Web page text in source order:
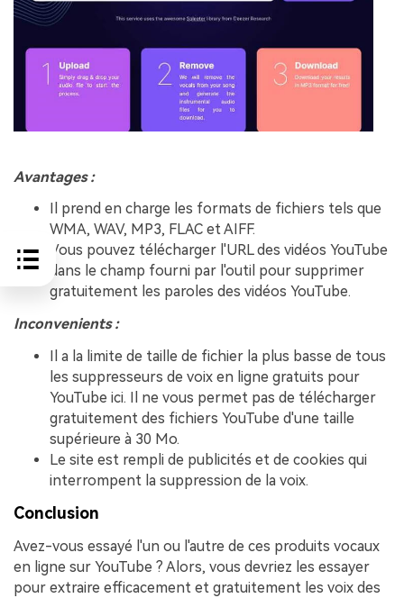
Avantages :
Il prend en charge les formats de fichiers tels que
WMA, WAV, MP3, FLAC et AIFF.
Vous pouvez télécharger l'URL des vidéos YouTube
dans le champ fourni par l'outil pour supprimer
gratuitement les paroles des vidéos YouTube.
Inconvenients :
Il a la limite de taille de fichier la plus basse de tous
les suppresseurs de voix en ligne gratuits pour
YouTube ici. Il ne vous permet pas de télécharger
gratuitement des fichiers YouTube d'une taille
supérieure à 30 Mo.
Le site est rempli de publicités et de cookies qui
interrompent la suppression de la voix.
Conclusion
Avez-vous essayé l'un ou l'autre de ces produits vocaux
en ligne sur YouTube ? Alors, vous devriez les essayer
pour extraire efficacement et gratuitement les voix des